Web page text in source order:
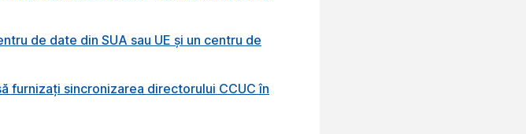
de date din SUA sau UE și un centru de
furnizați sincronizarea directorului CCUC în